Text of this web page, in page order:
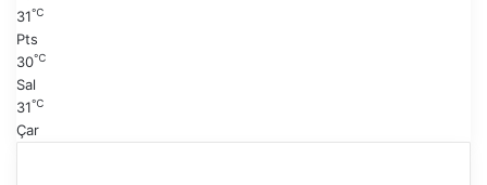
31℃
Pts
30℃
Sal
31℃
Çar